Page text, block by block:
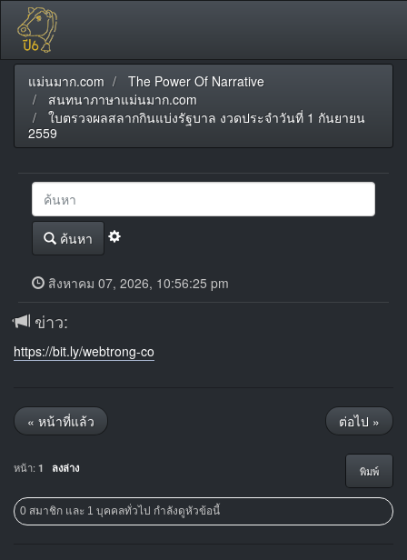
แม่นมาก.com
The Power Of Narrative
สนทนาภาษาแม่นมาก.com
ใบตรวจผลสลากกินแบ่งรัฐบาล งวดประจำวันที่ 1 กันยายน
2559
ค้นหา
สิงหาคม 07, 2026, 10:56:25 pm
ข่าว:
https://bit.ly/webtrong-co
« หน้าที่แล้ว ต่อไป »
พิมพ์
หน้า: 1 ลงล่าง
0 สมาชิก และ 1 บุคคลทั่วไป กำลังดูหัวข้อนี้